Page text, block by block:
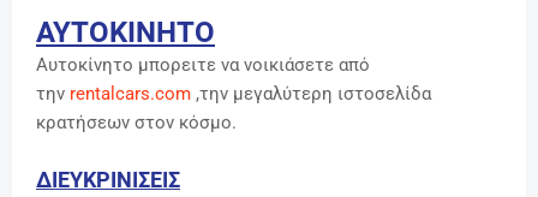
ΑΥΤΟΚΙΝΗΤΟ
Αυτοκίνητο μπορειτε να νοικιάσετε από
την rentalcars.com ,την μεγαλύτερη ιστοσελίδα
κρατήσεων στον κόσμο.
ΔΙΕΥΚΡΙΝΙΣΕΙΣ